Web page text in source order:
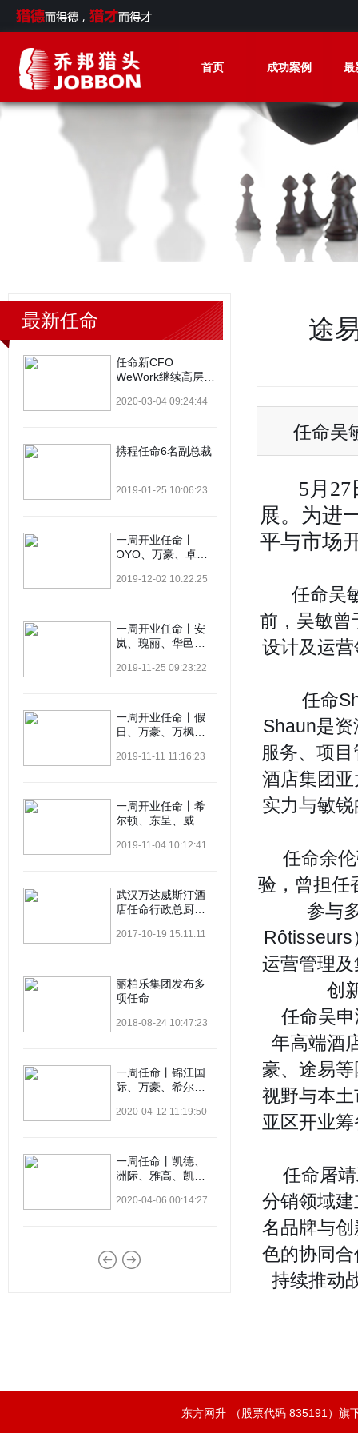
首页 成功案例 最
最新任命
任命新CFO
WeWork继续高层换
2020-03-04 09:24:44
携程任命6名副总裁
2019-01-25 10:06:23
一周开业任命丨
OYO、万豪、卓美
亚、喜来登…
2019-12-02 10:22:25
一周开业任命丨安
岚、瑰丽、华邑、
2019-11-25 09:23:22
一周开业任命丨假
日、万豪、万枫、
2019-11-11 11:16:23
一周开业任命丨希
尔顿、东呈、威斯
2019-11-04 10:12:41
武汉万达威斯汀酒
店任命行政总厨任
2017-10-19 15:11:11
丽柏乐集团发布多
项任命
2018-08-24 10:47:23
一周任命丨锦江国
际、万豪、希尔
12位高管履新
2020-04-12 11:19:50
一周任命丨凯德、
洲际、雅高、凯宾
2020-04-06 00:14:27
途
任命吴
5月
展。为进
平与市场
任命吴
前，吴敏曾
设计及运
任命
Shaun是
服务、项
酒店集团
实力与敏
任命余
验，曾担任
参与
Rôtisseurs
运营管理
创
任命吴
年高端酒
豪、途易
视野与本
亚区开业
任命屠
分销领域
名品牌与
色的协同
持续推动
东方网升 （股票代码 835191）旗